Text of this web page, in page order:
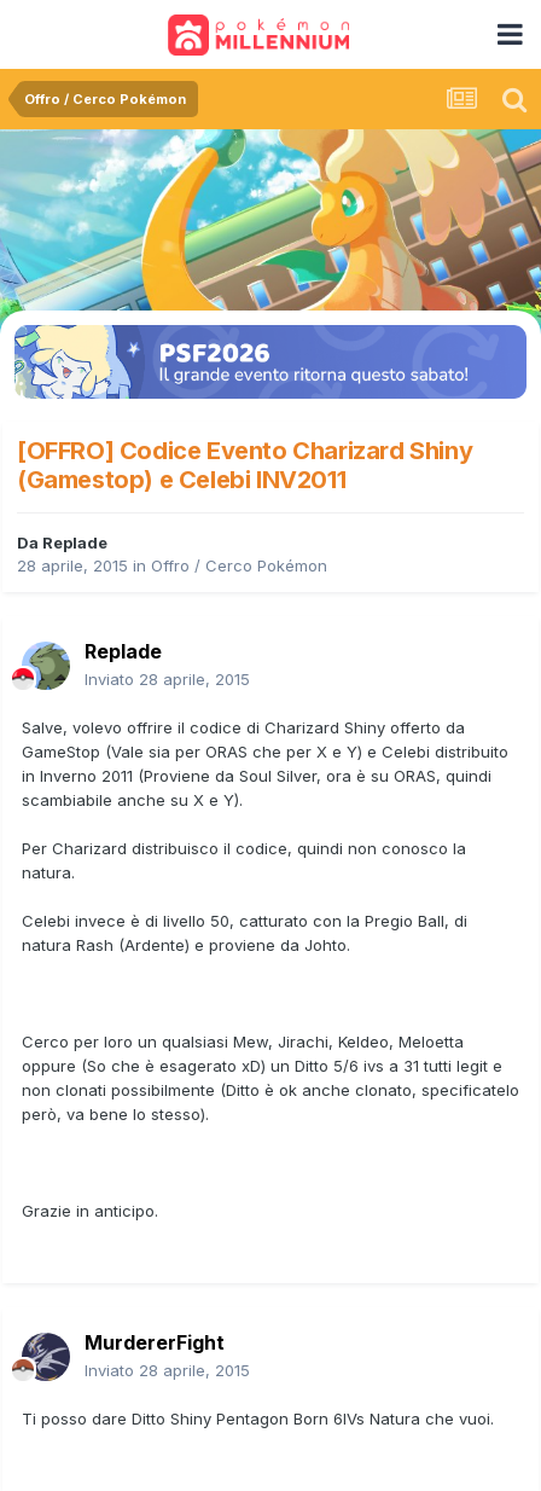
Offro / Cerco Pokémon
[OFFRO] Codice Evento Charizard Shiny
(Gamestop) e Celebi INV2011
Da Replade
28 aprile, 2015 in Offro / Cerco Pokémon
Replade
Inviato 28 aprile, 2015
Salve, volevo offrire il codice di Charizard Shiny offerto da
GameStop (Vale sia per ORAS che per X e Y) e Celebi distribuito
in Inverno 2011 (Proviene da Soul Silver, ora è su ORAS, quindi
scambiabile anche su X e Y).
Per Charizard distribuisco il codice, quindi non conosco la
natura.
Celebi invece è di livello 50, catturato con la Pregio Ball, di
natura Rash (Ardente) e proviene da Johto.
Cerco per loro un qualsiasi Mew, Jirachi, Keldeo, Meloetta
oppure (So che è esagerato xD) un Ditto 5/6 ivs a 31 tutti legit e
non clonati possibilmente (Ditto è ok anche clonato, specificatelo
però, va bene lo stesso).
Grazie in anticipo.
MurdererFight
Inviato 28 aprile, 2015
Ti posso dare Ditto Shiny Pentagon Born 6IVs Natura che vuoi.